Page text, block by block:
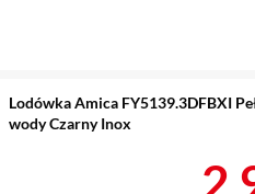
Lodówka Amica FY5139.3DFBXI
wody Czarny Inox
2